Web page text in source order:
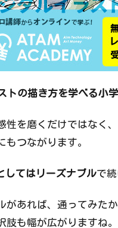
トの描き方を学べる小
を磨くだけではなく、
もつながります。
してはリーズナブルで
があれば、通ってみた
肢も幅が広がりますね。